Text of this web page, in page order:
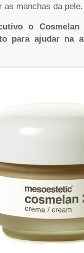
as manchas da pele.
o
para ajudar na